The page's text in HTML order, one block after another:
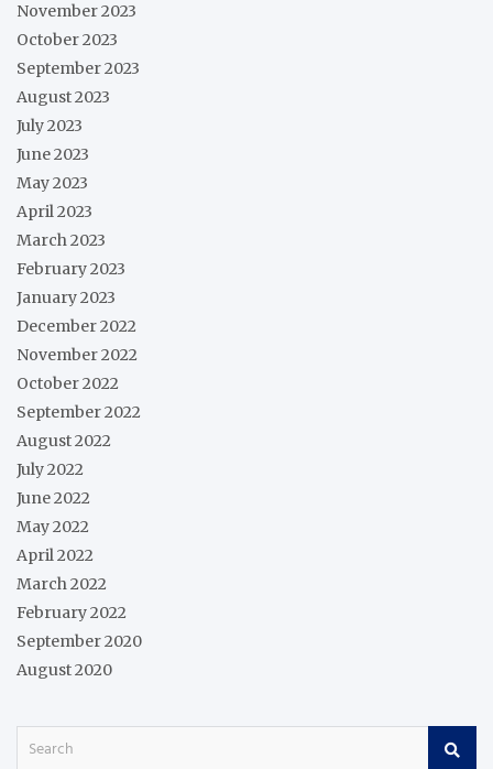
November 2023
October 2023
September 2023
August 2023
July 2023
June 2023
May 2023
April 2023
March 2023
February 2023
January 2023
December 2022
November 2022
October 2022
September 2022
August 2022
July 2022
June 2022
May 2022
April 2022
March 2022
February 2022
September 2020
August 2020